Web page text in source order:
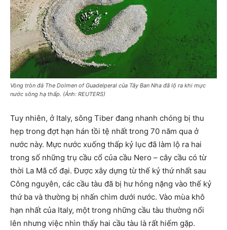
Vòng tròn đá The Dolmen of Guadelperal của Tây Ban Nha đã lộ ra khi mực
nước sông hạ thấp. (Ảnh: REUTERS)
Tuy nhiên, ở Italy, sông Tiber đang nhanh chóng bị thu
hẹp trong đợt hạn hán tồi tệ nhất trong 70 năm qua ở
nước này. Mực nước xuống thấp kỷ lục đã làm lộ ra hai
trong số những trụ cầu cổ của cầu Nero – cây cầu có từ
thời La Mã cổ đại. Được xây dựng từ thế kỷ thứ nhất sau
Công nguyên, các cầu tàu đã bị hư hỏng nặng vào thế kỷ
thứ ba và thường bị nhấn chìm dưới nước. Vào mùa khô
hạn nhất của Italy, một trong những cầu tàu thường nổi
lên nhưng việc nhìn thấy hai cầu tàu là rất hiếm gặp.